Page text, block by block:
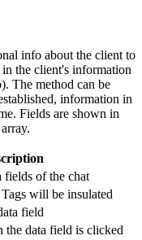
info about the client to
the client's information
The method can be
information in
Fields are shown in
fields of the chat
will be insulated
field
the data field is clicked